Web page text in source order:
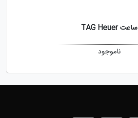
ساعت TAG Heuer
ناموجود